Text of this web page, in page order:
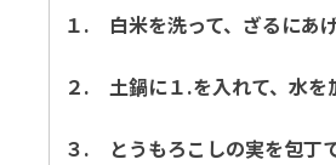
１. 白米を洗って、ざるにあげ
２. 土鍋に１.を入れて、水を
３. とうもろこしの実を包丁